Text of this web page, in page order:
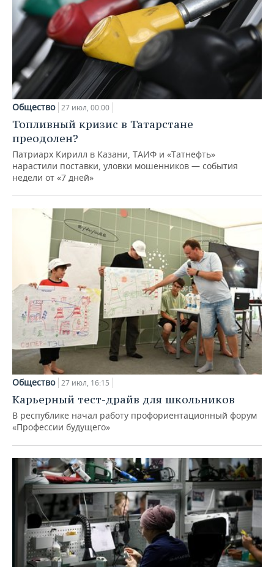
Общество 27 июл, 00:00
Топливный кризис в Татарстане
преодолен?
Патриарх Кирилл в Казани, ТАИФ и «Татнефть»
нарастили поставки, уловки мошенников — события
недели от «7 дней»
Общество 27 июл, 16:15
Карьерный тест-драйв для школьников
В республике начал работу профориентационный форум
«Профессии будущего»